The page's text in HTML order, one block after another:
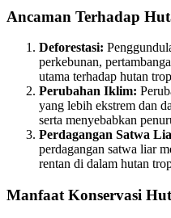
Ancaman Terhadap
Deforestasi:
perkebunan,
utama terhadap hutan
Perubahan Iklim:
yang lebih ekstrem dan
serta menyebabkan
Perdagangan Satwa
perdagangan satwa liar
rentan di dalam hutan
Manfaat Konservasi